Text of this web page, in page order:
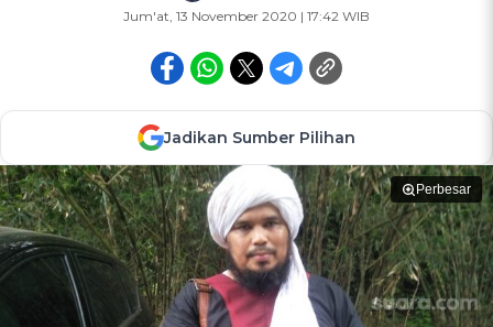
Jum'at, 13 November 2020 | 17:42 WIB
Jadikan Sumber Pilihan
Perbesar